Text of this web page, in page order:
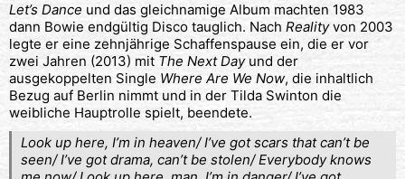
Let’s Dance und das gleichnamige Album machten 1983
dann Bowie endgültig Disco tauglich. Nach Realityvon 2003
legte er eine zehnjährige Schaffenspause ein, die er vor
zwei Jahren (2013) mit The Next Dayund der
ausgekoppelten Single Where Are We Now, die inhaltlich
Bezug auf Berlin nimmt und in der Tilda Swinton die
weibliche Hauptrolle spielt, beendete.
Look up here, I’m in heaven/ I’ve got scars that can’t be
seen/ I’ve got drama, can’t be stolen/ Everybody knows